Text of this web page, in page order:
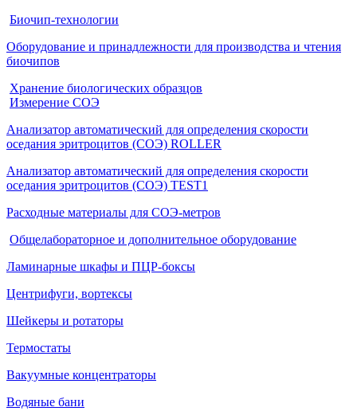
Биочип-технологии
Оборудование и принадлежности для производства и чтения
биочипов
Хранение биологических образцов
Измерение СОЭ
Анализатор автоматический для определения скорости
оседания эритроцитов (СОЭ) ROLLER
Анализатор автоматический для определения скорости
оседания эритроцитов (СОЭ) TEST1
Расходные материалы для СОЭ-метров
Общелабораторное и дополнительное оборудование
Ламинарные шкафы и ПЦР-боксы
Центрифуги, вортексы
Шейкеры и ротаторы
Термостаты
Вакуумные концентраторы
Водяные бани